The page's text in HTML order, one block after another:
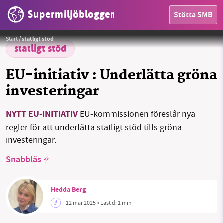
Supermiljöbloggen Stötta SMB
HEM
OMRÅDEN
MILJÖFAKTA
OM OSS
Facebook
Start/statligt stöd
statligt stöd
EU-initiativ : Underlätta gröna
investeringar
NYTT EU-INITIATIV EU-kommissionen föreslår nya
regler för att underlätta statligt stöd tills gröna
investeringar.
Snabbläs
Hedda Berg
12 mar 2025• Lästid: 1 min
Foto:NoName_13 / Pixabay